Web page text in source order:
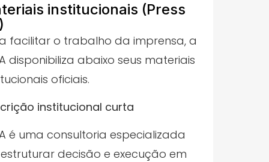
institucionais (Press
facilitar o trabalho da imprensa, a
disponibiliza abaixo seus materiais
oficiais.
institucional curta
é uma consultoria especializada
decisão e execução em